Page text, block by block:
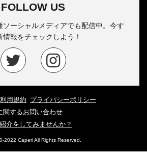
FOLLOW US
ソーシャルメディアでも配信中。今す
報をチェックしよう！
利用規約 プライバシーポリシー
関するお問い合わせ
介をしてみませんか？
2022 Caperi All Rights Reserved.